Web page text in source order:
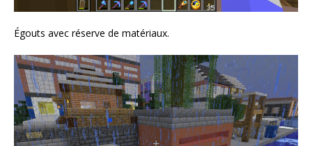
Égouts avec réserve de matériaux.